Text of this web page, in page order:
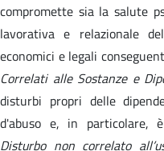
compromette sia la salute
lavorativa e relazionale
economici e legali
Correlati alle Sostanze e
disturbi propri delle
d'abuso e, in particolare,
Disturbo non correlato